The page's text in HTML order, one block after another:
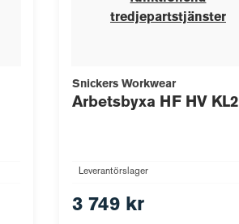
tredjepartstjänster
Snickers Workwear
Arbetsbyxa HF HV KL2
Leverantörslager
3 749 kr